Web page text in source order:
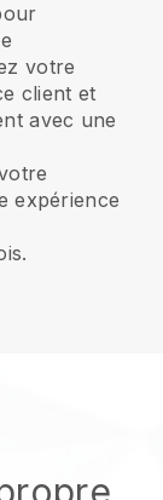
votre
client et
avec une
expérience